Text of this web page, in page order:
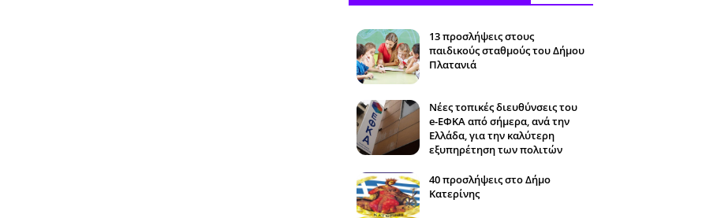
13 προσλήψεις στους
παιδικούς σταθμούς του Δήμου
Πλατανιά
Νέες τοπικές διευθύνσεις του
e-ΕΦΚΑ από σήμερα, ανά την
Ελλάδα, για την καλύτερη
εξυπηρέτηση των πολιτών
40 προσλήψεις στο Δήμο
Κατερίνης